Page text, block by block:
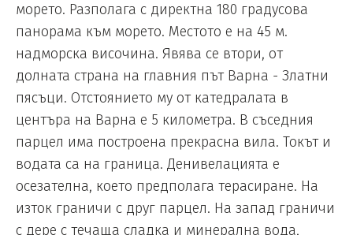
морето. Разполага с директна 180 градусова
панорама към морето. Местото е на 45 м.
надморска височина. Явява се втори, от
долната страна на главния път Варна - Златни
пясъци. Отстоянието му от катедралата в
центъра на Варна е 5 километра. В съседния
парцел има построена прекрасна вила. Токът и
водата са на граница. Денивелацията е
осезателна, което предполага терасиране. На
изток граничи с друг парцел. На запад граничи
с дере с течаща сладка и минерална вода,